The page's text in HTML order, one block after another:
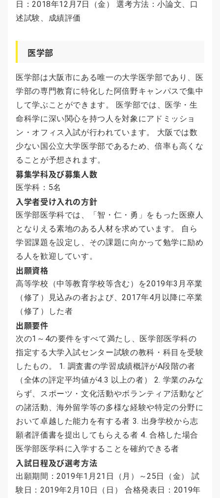
日：2018年12月7日（金） 選考方法：小論文、口
述試験、成績評価
医学部
医学部は大阪市にある唯一の大学医学部であり、医
学部の専門教育に特化した阿倍野キャンパスで集中
して学ぶことができます。 医学部では、医学・生
命科学に深い関心を持つ人を対象にアドミッショ
ン・オフィス入試が行われています。 大阪では数
少ない国公立大学医学部であるため、倍率も高くな
ることが予想されます。
募集学科及び募集人数
医学科：5名
入学者受け入れの方針
医学部医学科では、「智・仁・勇」をもった医療人
となりえる素地のある人材を求めています。 自ら
学習課題を設定し、その課題に向かって勉学に励め
る人を歓迎していす。
出願資格
高等学校（中等教育学校等含む）を2019年3月卒業
（修了）見込みの者および、2017年4月以降に卒業
（修了）した者
出願要件
次の1～4の要件をすべて満たし、医学部医学科の
指定する大学入試センター試験の教科・科目を受験
したもの。 1. 調査書の学習成績概評がA段階の者
（全体の評定平均値が4.3 以上の者） 2. 学業のみな
らず、スポーツ・文化活動やボランティア活動など
の諸活動、海外留学等の多様な経験や特定の分野に
おいて卓越した能力を有する者 3. 出身学校から志
願者評価書を提出してもらえる者 4. 合格した場合
医学部医学科に入学することを確約できる者
入試日程及び選考方法
出願期間：2019年1月21日（月）～25日（金） 試
験日：2019年2月10日（日） 合格発表日：2019年